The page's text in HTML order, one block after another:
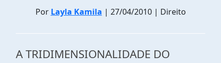
Por Layla Kamila | 27/04/2010 | Direito
A TRIDIMENSIONALIDADE DO